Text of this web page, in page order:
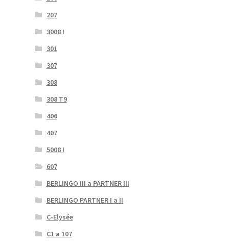
207
3008 I
301
307
308
308 T9
406
407
5008 I
607
BERLINGO III a PARTNER III
BERLINGO PARTNER I a II
C-Elysée
C1 a 107